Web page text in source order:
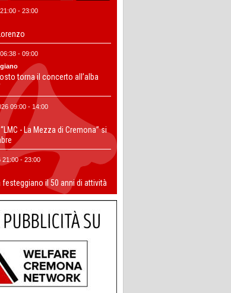
- 23:00
- 09:00
torna il concerto all’alba
09:00 - 14:00
- La Mezza di Cremona” si
21:00 - 23:00
festeggiano il 50 anni di attività